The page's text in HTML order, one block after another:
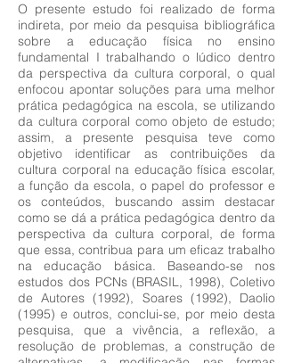
O presente estudo foi realizado de forma
indireta, por meio da pesquisa bibliográfica
sobre a educação física no ensino
fundamental I trabalhando o lúdico dentro
da perspectiva da cultura corporal, o qual
enfocou apontar soluções para uma melhor
prática pedagógica na escola, se utilizando
da cultura corporal como objeto de estudo;
assim, a presente pesquisa teve como
objetivo identificar as contribuições da
cultura corporal na educação física escolar,
a função da escola, o papel do professor e
os conteúdos, buscando assim destacar
como se dá a prática pedagógica dentro da
perspectiva da cultura corporal, de forma
que essa, contribua para um eficaz trabalho
na educação básica. Baseando-se nos
estudos dos PCNs (BRASIL, 1998), Coletivo
de Autores (1992), Soares (1992), Daolio
(1995) e outros, conclui-se, por meio desta
pesquisa, que a vivência, a reflexão, a
resolução de problemas, a construção de